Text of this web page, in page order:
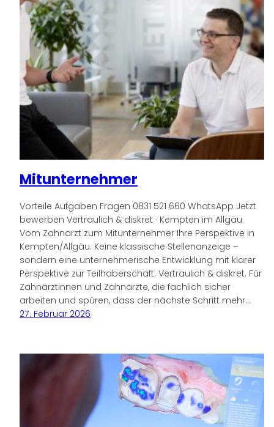
Mitunternehmer
Vorteile Aufgaben Fragen 0831 521 660 WhatsApp Jetzt
bewerben Vertraulich & diskret · Kempten im Allgäu
Vom Zahnarzt zum Mitunternehmer Ihre Perspektive in
Kempten/Allgäu. Keine klassische Stellenanzeige –
sondern eine unternehmerische Entwicklung mit klarer
Perspektive zur Teilhaberschaft. Vertraulich & diskret. Für
Zahnärztinnen und Zahnärzte, die fachlich sicher
arbeiten und spüren, dass der nächste Schritt mehr…
27. Februar 2026